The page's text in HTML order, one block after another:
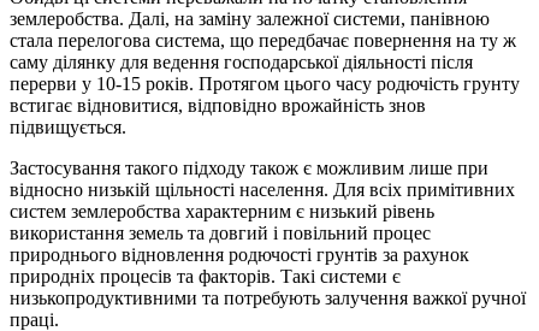
землеробства. Далі, на заміну залежної системи, панівною
стала перелогова система, що передбачає повернення на ту ж
саму ділянку для ведення господарської діяльності після
перерви у 10-15 років. Протягом цього часу родючість грунту
встигає відновитися, відповідно врожайність знов
підвищується.
Застосування такого підходу також є можливим лише при
відносно низькій щільності населення. Для всіх примітивних
систем землеробства характерним є низький рівень
використання земель та довгий і повільний процес
природнього відновлення родючості грунтів за рахунок
природніх процесів та факторів. Такі системи є
низькопродуктивними та потребують залучення важкої ручної
праці.